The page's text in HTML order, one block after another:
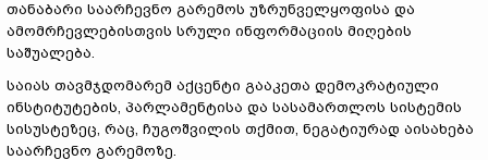
თანაბარი საარჩევნო გარემოს უზრუნველყოფისა და
ამომრჩევლებისთვის სრული ინფორმაციის მიღების
საშუალება.
საიას თავმჯდომარემ აქცენტი გააკეთა დემოკრატიული
ინსტიტუტების, პარლამენტისა და სასამართლოს სისტემის
სისუსტეზეც, რაც, ჩუგოშვილის თქმით, ნეგატიურად აისახება
საარჩევნო გარემოზე.